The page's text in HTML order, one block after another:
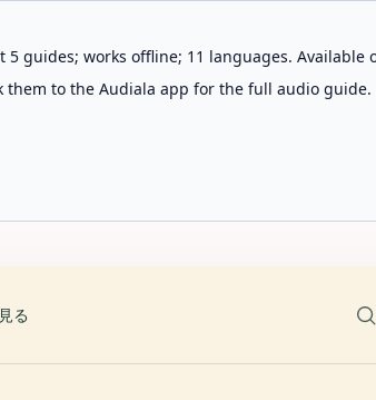
guides; works offline; 11 languages. Available
them to the Audiala app for the full audio guide.
る